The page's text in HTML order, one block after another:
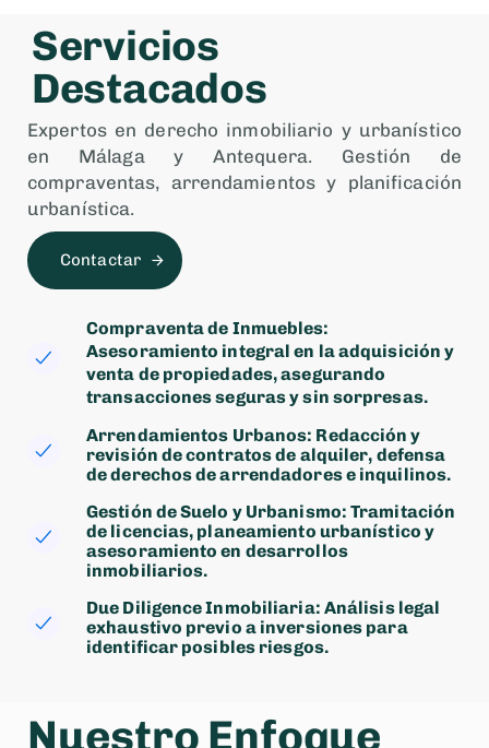
Servicios
Destacados
Expertos en derecho inmobiliario y urbanístico
en Málaga y Antequera. Gestión de
compraventas, arrendamientos y planificación
urbanística.
Contactar
Compraventa de Inmuebles:
Asesoramiento integral en la adquisición y
venta de propiedades, asegurando
transacciones seguras y sin sorpresas.
Arrendamientos Urbanos: Redacción y
revisión de contratos de alquiler, defensa
de derechos de arrendadores e inquilinos.
Gestión de Suelo y Urbanismo: Tramitación
de licencias, planeamiento urbanístico y
asesoramiento en desarrollos
inmobiliarios.
Due Diligence Inmobiliaria: Análisis legal
exhaustivo previo a inversiones para
identificar posibles riesgos.
Nuestro Enfoque